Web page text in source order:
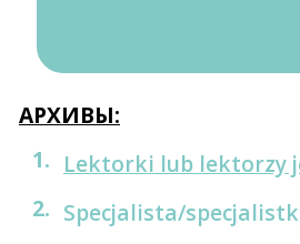
АРХИВЫ:
Lektorki lub lektorzy
Specjalista/